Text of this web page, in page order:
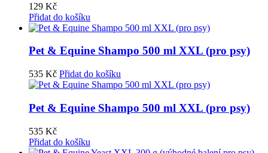
129 Kč
Přidat do košíku
Pet & Equine Shampo 500 ml XXL (pro psy)
535 Kč Přidat do košíku
Pet & Equine Shampo 500 ml XXL (pro psy)
535 Kč
Přidat do košíku